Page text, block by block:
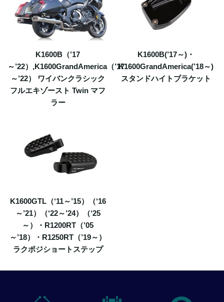
K1600B（’17
～’22）,K1600GrandAmerica（’17
～’22） ワイバンクラシック
フルエキゾースト Twin マフ
ラー
K1600B(’17～)・
K1600GrandAmerica(’18～)
スタンドハイトブラケット
K1600GTL（‘11～’15）（‘16
～’21）（‘22～’24）（‘25
～）・R1200RT（’05
～’18）・R1250RT（’19～）
ラクポジショートステップ